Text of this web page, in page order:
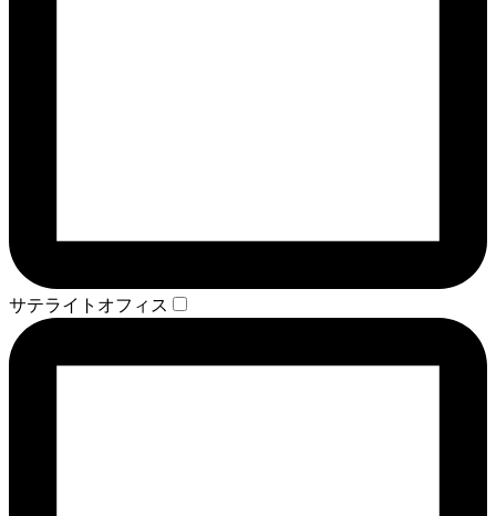
サテライトオフィス